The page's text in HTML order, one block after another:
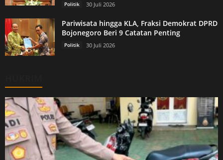
Politik 30 Juli 2026
Pariwisata hingga KLA, Fraksi Demokrat DPRD
Bojonegoro Beri 9 Catatan Penting
Politik 30 Juli 2026